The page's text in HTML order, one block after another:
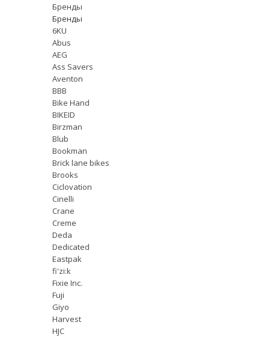
Бренды
Бренды
6KU
Abus
AEG
Ass Savers
Aventon
BBB
Bike Hand
BIKEID
Birzman
Blub
Bookman
Brick lane bikes
Brooks
Ciclovation
Cinelli
Crane
Creme
Deda
Dedicated
Eastpak
fi'zi:k
Fixie Inc.
Fuji
Giyo
Harvest
HJC